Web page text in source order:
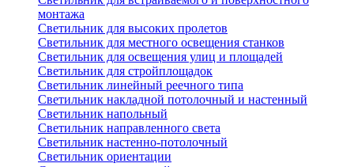
монтажа
Светильник для высоких пролетов
Светильник для местного освещения станков
Светильник для освещения улиц и площадей
Светильник для стройплощадок
Светильник линейный реечного типа
Светильник накладной потолочный и настенный
Светильник напольный
Светильник направленного света
Светильник настенно-потолочный
Светильник ориентации